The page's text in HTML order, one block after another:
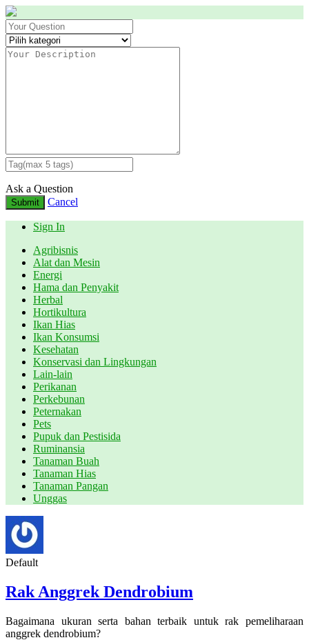
Ask a Question
Submit Cancel
Sign In
Agribisnis
Alat dan Mesin
Energi
Hama dan Penyakit
Herbal
Hortikultura
Ikan Hias
Ikan Konsumsi
Kesehatan
Konservasi dan Lingkungan
Lain-lain
Perikanan
Perkebunan
Peternakan
Pets
Pupuk dan Pestisida
Ruminansia
Tanaman Buah
Tanaman Hias
Tanaman Pangan
Unggas
Default
Rak Anggrek Dendrobium
Bagaimana ukuran serta bahan terbaik untuk rak pemeliharaan
anggrek dendrobium?